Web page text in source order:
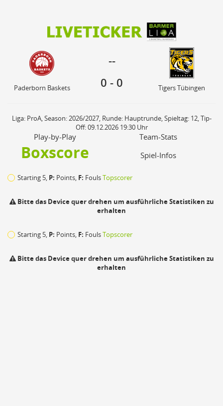
Paderborn Baskets Tigers Tübingen
--
0 - 0
Paderborn Baskets Tigers Tübingen
Liga: ProA, Season: 2026/2027, Runde: Hauptrunde, Spieltag: 12, Tip-
Off: 09.12.2026 19:30 Uhr
Play-by-Play Team-Stats
Boxscore Spiel-Infos
Starting 5, P: Points, F: FoulsTopscorer
Bitte das Device quer drehen um ausführliche Statistiken zu
erhalten
Starting 5, P: Points, F: FoulsTopscorer
Bitte das Device quer drehen um ausführliche Statistiken zu
erhalten